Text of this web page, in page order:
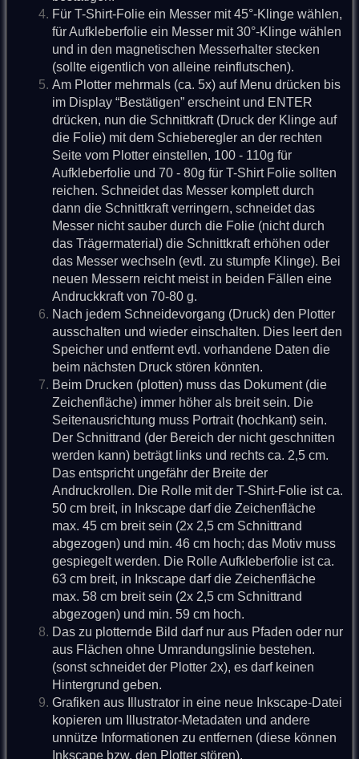
Für T-Shirt-Folie ein Messer mit 45°-Klinge wählen,
für Aufkleberfolie ein Messer mit 30°-Klinge wählen
und in den magnetischen Messerhalter stecken
(sollte eigentlich von alleine reinflutschen).
Am Plotter mehrmals (ca. 5x) auf Menu drücken bis
im Display “Bestätigen” erscheint und ENTER
drücken, nun die Schnittkraft (Druck der Klinge auf
die Folie) mit dem Schieberegler an der rechten
Seite vom Plotter einstellen, 100 - 110g für
Aufkleberfolie und 70 - 80g für T-Shirt Folie sollten
reichen. Schneidet das Messer komplett durch
dann die Schnittkraft verringern, schneidet das
Messer nicht sauber durch die Folie (nicht durch
das Trägermaterial) die Schnittkraft erhöhen oder
das Messer wechseln (evtl. zu stumpfe Klinge). Bei
neuen Messern reicht meist in beiden Fällen eine
Andruckkraft von 70-80 g.
Nach jedem Schneidevorgang (Druck) den Plotter
ausschalten und wieder einschalten. Dies leert den
Speicher und entfernt evtl. vorhandene Daten die
beim nächsten Druck stören könnten.
Beim Drucken (plotten) muss das Dokument (die
Zeichenfläche) immer höher als breit sein. Die
Seitenausrichtung muss Portrait (hochkant) sein.
Der Schnittrand (der Bereich der nicht geschnitten
werden kann) beträgt links und rechts ca. 2,5 cm.
Das entspricht ungefähr der Breite der
Andruckrollen. Die Rolle mit der T-Shirt-Folie ist ca.
50 cm breit, in Inkscape darf die Zeichenfläche
max. 45 cm breit sein (2x 2,5 cm Schnittrand
abgezogen) und min. 46 cm hoch; das Motiv muss
gespiegelt werden. Die Rolle Aufkleberfolie ist ca.
63 cm breit, in Inkscape darf die Zeichenfläche
max. 58 cm breit sein (2x 2,5 cm Schnittrand
abgezogen) und min. 59 cm hoch.
Das zu plotternde Bild darf nur aus Pfaden oder nur
aus Flächen ohne Umrandungslinie bestehen.
(sonst schneidet der Plotter 2x), es darf keinen
Hintergrund geben.
Grafiken aus Illustrator in eine neue Inkscape-Datei
kopieren um Illustrator-Metadaten und andere
unnütze Informationen zu entfernen (diese können
Inkscape bzw. den Plotter stören).